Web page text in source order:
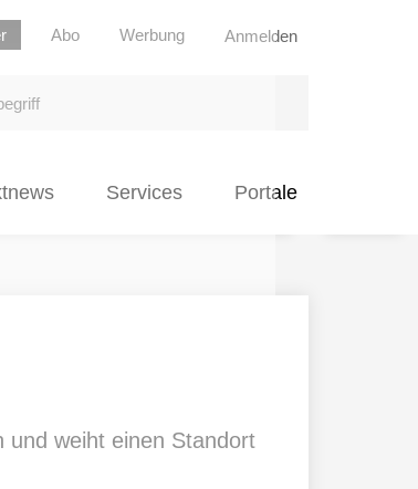
Abo Werbung Anmelden
Services Portale
und weiht einen Standort